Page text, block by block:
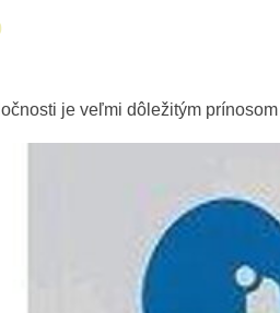
je veľmi dôležitým